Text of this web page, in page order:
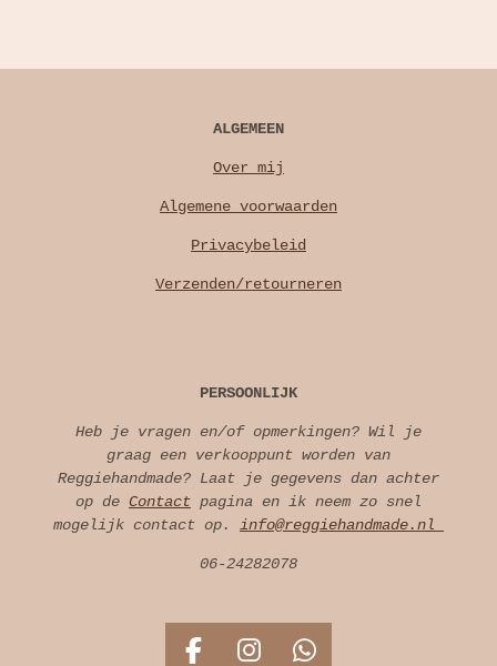
ALGEMEEN
Over mij
Algemene voorwaarden
Privacybeleid
Verzenden/retourneren
PERSOONLIJK
Heb je vragen en/of opmerkingen? Wil je
graag een verkooppunt worden van
Reggiehandmade? Laat je gegevens dan achter
op de Contact pagina en ik neem zo snel
mogelijk contact op. info@reggiehandmade.nl
06-24282078